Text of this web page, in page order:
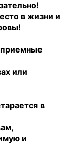
в жизни и
или
в
и